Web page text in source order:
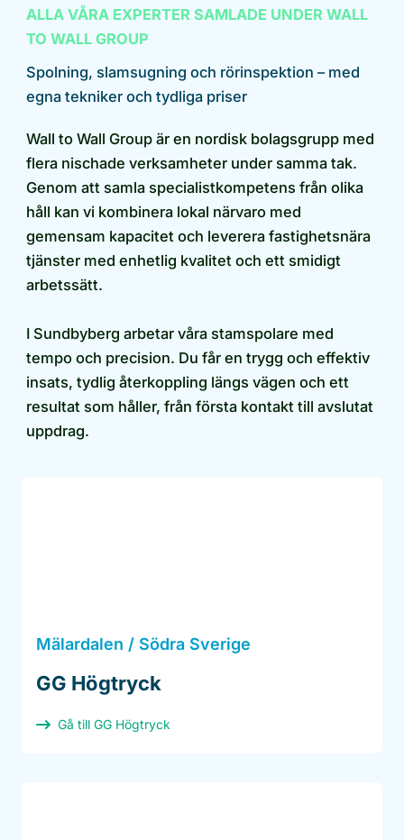
ALLA VÅRA EXPERTER SAMLADE UNDER WALL
TO WALL GROUP
Spolning, slamsugning och rörinspektion – med
egna tekniker och tydliga priser
Wall to Wall Group är en nordisk bolagsgrupp med
flera nischade verksamheter under samma tak.
Genom att samla specialistkompetens från olika
håll kan vi kombinera lokal närvaro med
gemensam kapacitet och leverera fastighetsnära
tjänster med enhetlig kvalitet och ett smidigt
arbetssätt.
I Sundbyberg arbetar våra stamspolare med
tempo och precision. Du får en trygg och effektiv
insats, tydlig återkoppling längs vägen och ett
resultat som håller, från första kontakt till avslutat
uppdrag.
Mälardalen / Södra Sverige
GG Högtryck
Gå till GG Högtryck